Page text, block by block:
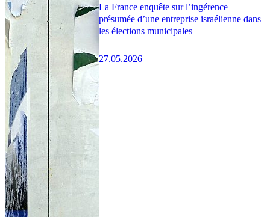
La France enquête sur l’ingérence
présumée d’une entreprise israélienne dans
les élections municipales
27.05.2026